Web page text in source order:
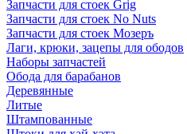
Запчасти для стоек Grig
Запчасти для стоек No Nuts
Запчасти для стоек Мозеръ
Лаги, крюки, зацепы для ободов
Наборы запчастей
Обода для барабанов
Деревянные
Литые
Штампованные